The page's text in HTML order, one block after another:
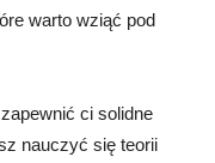
warto wziąć pod
ci solidne
nauczyć się teorii